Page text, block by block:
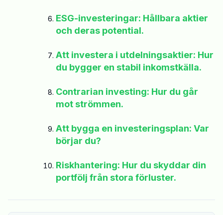
ESG-investeringar: Hållbara aktier
och deras potential.
Att investera i utdelningsaktier: Hur
du bygger en stabil inkomstkälla.
Contrarian investing: Hur du går
mot strömmen.
Att bygga en investeringsplan: Var
börjar du?
Riskhantering: Hur du skyddar din
portfölj från stora förluster.